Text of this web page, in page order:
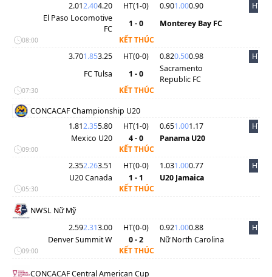
2.012.404.20 HT(1-0) 0.901.000.90
HT
El Paso Locomotive
FC
1 - 0 Monterey Bay FC
08:00
KẾT THÚC
3.701.853.25 HT(0-0) 0.820.500.98
HT
FC Tulsa
1 - 0
Sacramento
Republic FC
07:30
KẾT THÚC
CONCACAF Championship U20
1.812.355.80 HT(1-0) 0.651.001.17
HT
Mexico U20
4 - 0 Panama U20
09:00
KẾT THÚC
2.352.263.51 HT(0-0) 1.031.000.77
HT
U20 Canada
1 - 1 U20 Jamaica
05:30 KẾT THÚC
NWSL Nữ Mỹ
2.592.313.00 HT(0-0) 0.921.000.88
HT
Denver Summit W
0 - 2 Nữ North Carolina
09:00 KẾT THÚC
CONCACAF Central American Cup